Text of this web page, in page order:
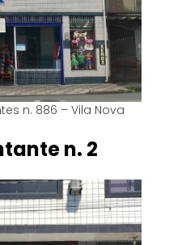
n. 886 – Vila Nova
n. 2